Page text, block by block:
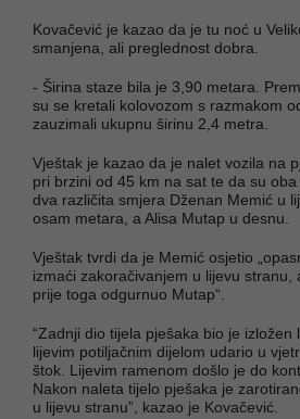
Kovačević je kazao da je tu noć u
smanjena, ali preglednost dobra.
- Širina staze bila je 3,90 metara.
su se kretali kolovozom s razmakom
zauzimali ukupnu širinu 2,4 metra.
Vještak je kazao da je nalet vozila na
pri brzini od 45 km na sat te da su
dva različita smjera Dženan Memić u
osam metara, a Alisa Mutap u desnu.
Vještak tvrdi da je Memić osjetio
izmaći zakoračivanjem u lijevu stranu,
prije toga odgurnuo Mutap“.
“Zadnji dio tijela pješaka bio je izložen
lijevim potiljačnim dijelom udario u
štok. Lijevim ramenom došlo je do
Nakon naleta tijelo pješaka je
u lijevu stranu”, kazao je Kovačević.